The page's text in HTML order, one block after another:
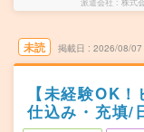
未読 掲載日 2026/08/07
【未経験OK
仕込み・充填/